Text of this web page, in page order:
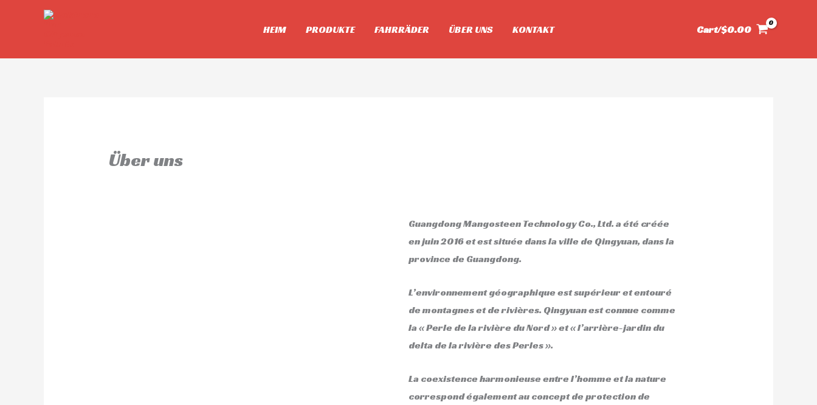
HEIM PRODUKTE FAHRRÄDER ÜBER UNS KONTAKT Cart/$0.00
Über uns
Guangdong Mangosteen Technology Co., Ltd. a été créée
en juin 2016 et est située dans la ville de Qingyuan, dans la
province de Guangdong.
L’environnement géographique est supérieur et entouré
de montagnes et de rivières. Qingyuan est connue comme
la « Perle de la rivière du Nord » et « l’arrière-jardin du
delta de la rivière des Perles ».
La coexistence harmonieuse entre l’homme et la nature
correspond également au concept de protection de